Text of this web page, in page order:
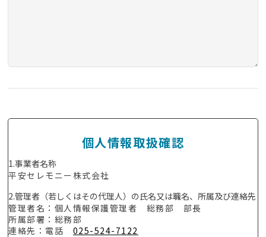
個人情報取扱確認
1.事業者名称
平安セレモニー株式会社
2.管理者（若しくはその代理人）の氏名又は職名、所属及び連絡先
管理者名：個人情報保護管理者 総務部 部長
所属部署：総務部
連絡先：電話 025-524-7122